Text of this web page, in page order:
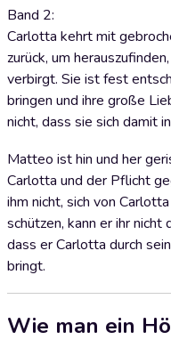
Band 2:
Carlotta kehrt mit
zurück, um
verbirgt. Sie ist fest
bringen und ihre große
nicht, dass sie sich damit
Matteo ist hin und her
Carlotta und der Pflicht
ihm nicht, sich von
schützen, kann er ihr nicht
dass er Carlotta durch
bringt.
Wie man ein